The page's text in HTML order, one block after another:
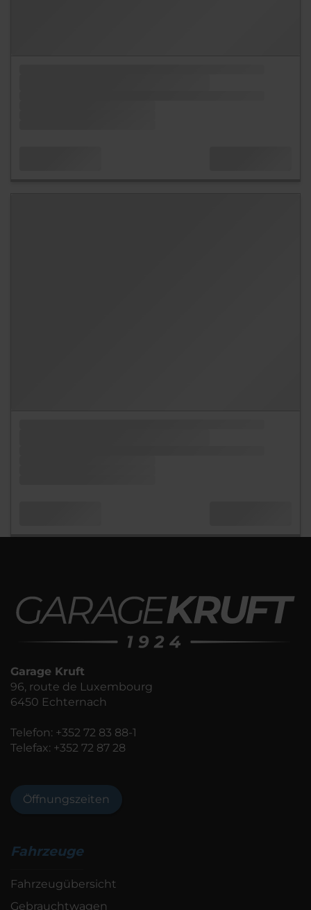
Garage Kruft
96, route de Luxembourg
6450 Echternach
Telefon: +352 72 83 88-1
Telefax: +352 72 87 28
Öffnungszeiten
Fahrzeuge
Fahrzeugübersicht
Gebrauchtwagen